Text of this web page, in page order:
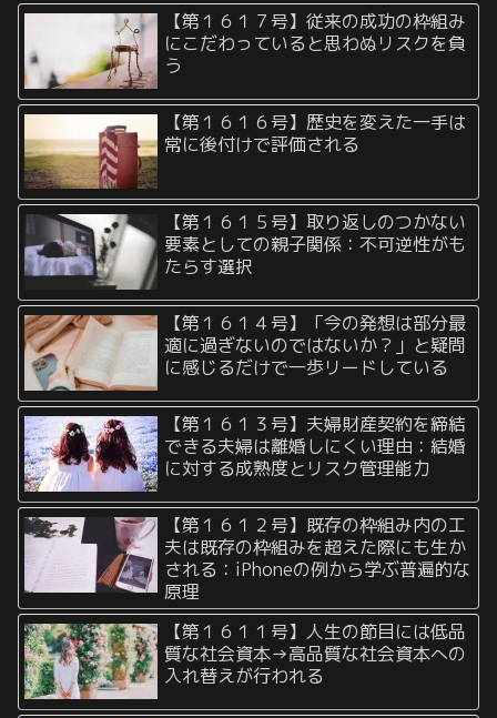
【第１６１７号】従来の成功の枠組み
にこだわっていると思わぬリスクを負
う
【第１６１６号】歴史を変えた一手は
常に後付けで評価される
【第１６１５号】取り返しのつかない
要素としての親子関係：不可逆性がも
たらす選択
【第１６１４号】「今の発想は部分最
適に過ぎないのではないか？」と疑問
に感じるだけで一歩リードしている
【第１６１３号】夫婦財産契約を締結
できる夫婦は離婚しにくい理由：結婚
に対する成熟度とリスク管理能力
【第１６１２号】既存の枠組み内の工
夫は既存の枠組みを超えた際にも生か
される：iPhoneの例から学ぶ普遍的な
原理
【第１６１１号】人生の節目には低品
質な社会資本→高品質な社会資本への
入れ替えが行われる